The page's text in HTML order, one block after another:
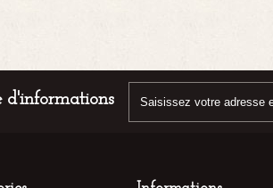
d'informations